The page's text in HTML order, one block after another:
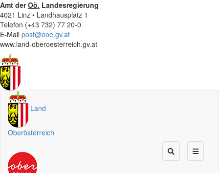
Amt derOö. Landesregierung
4021 Linz • Landhausplatz 1
Telefon (+43 732) 77 20-0
E-Mail post@ooe.gv.at
www.land-oberoesterreich.gv.at
Land
Oberösterreich